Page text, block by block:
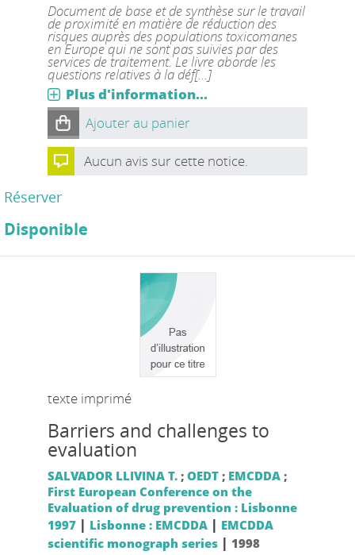
Document de base et de synthèse sur le travail
de proximité en matière de réduction des
risques auprès des populations toxicomanes
en Europe qui ne sont pas suivies par des
services de traitement. Le livre aborde les
questions relatives à la déf[...]
Plus d'information...
Ajouter au panier
Aucun avis sur cette notice.
Réserver
Disponible
texte imprimé
Barriers and challenges to
evaluation
SALVADOR LLIVINA T.; OEDT; EMCDDA;
First European Conference on the
Evaluation of drug prevention : Lisbonne
1997 | Lisbonne : EMCDDA| EMCDDA
scientific monograph series| 1998